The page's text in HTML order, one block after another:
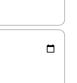
flèches vers le